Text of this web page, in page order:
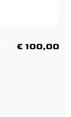
€ 100,00